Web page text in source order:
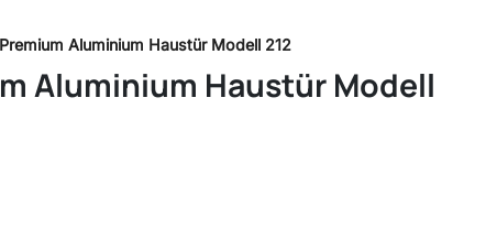
Aluminium Haustür Modell 212
Aluminium Haustür Modell